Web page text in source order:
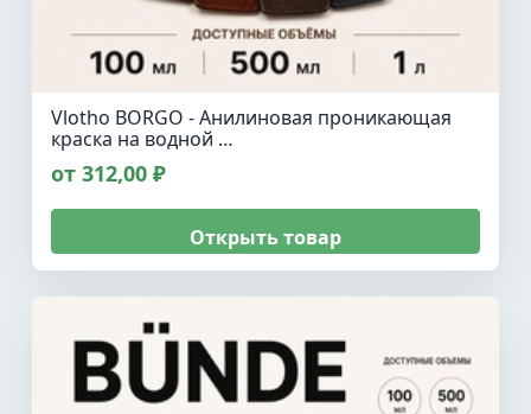
Vlotho BORGO - Анилиновая проникающая
краска на водной …
от 312,00 ₽
Открыть товар